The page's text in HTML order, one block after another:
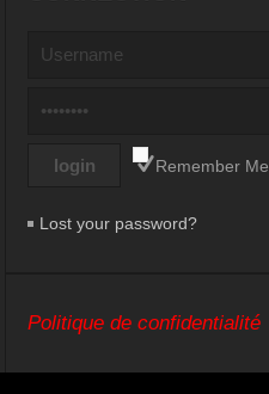
Remember Me
Lost your password?
Politique de confidentialité